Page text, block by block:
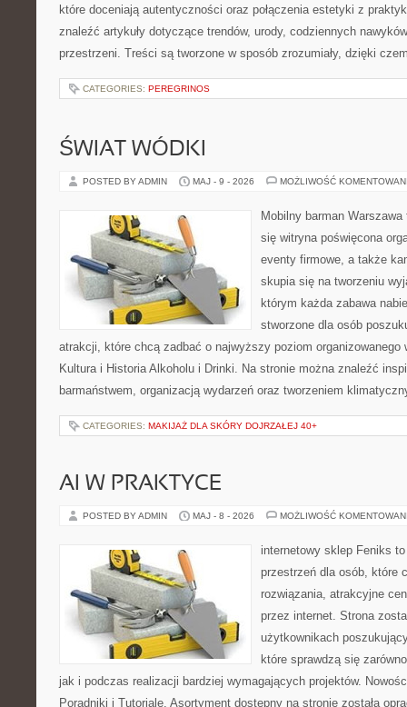
które doceniają autentyczności oraz połączenia estetyki z
znaleźć artykuły dotyczące trendów, urody, codziennych
przestrzeni. Treści są tworzone w sposób zrozumiały, dzięki
CATEGORIES: PEREGRINOS
ŚWIAT WÓDKI
POSTED BY ADMIN MAJ - 9 - 2026 MOŻLIWOŚĆ
Mobilny barman
się witryna poświęcona
eventy firmowe, a także
skupia się na tworzeniu
którym każda zabawa
stworzone dla osób
atrakcji, które chcą zadbać o najwyższy poziom organizowanego
Kultura i Historia Alkoholu i Drinki. Na stronie można znaleźć
barmaństwem, organizacją wydarzeń oraz tworzeniem
CATEGORIES: MAKIJAŻ DLA SKÓRY DOJRZAŁEJ 40+
AI W PRAKTYCE
POSTED BY ADMIN MAJ - 8 - 2026 MOŻLIWOŚĆ
internetowy sklep Feniks
przestrzeń dla osób, które
rozwiązania, atrakcyjne
przez internet. Strona
użytkownikach
które sprawdzą się
jak i podczas realizacji bardziej wymagających projektów.
Poradniki i Tutoriale. Asortyment dostępny na stronie została